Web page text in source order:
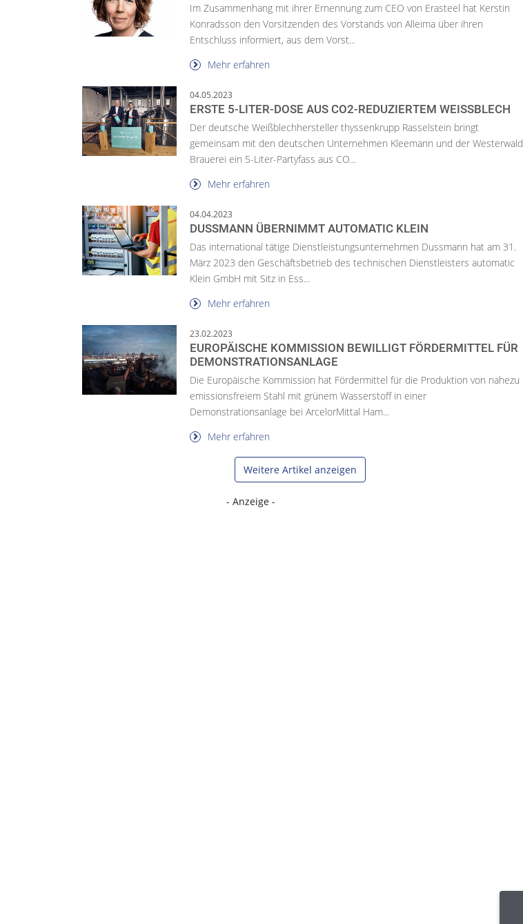
Im Zusammenhang mit ihrer Ernennung zum CEO von Erasteel hat Kerstin
Konradsson den Vorsitzenden des Vorstands von Alleima über ihren
Entschluss informiert, aus dem Vorst...
Mehr erfahren
04.05.2023
ERSTE 5-LITER-DOSE AUS CO2-REDUZIERTEM WEISSBLECH
Der deutsche Weißblechhersteller thyssenkrupp Rasselstein bringt
gemeinsam mit den deutschen Unternehmen Kleemann und der Westerwald
Brauerei ein 5-Liter-Partyfass aus CO...
Mehr erfahren
04.04.2023
DUSSMANN ÜBERNIMMT AUTOMATIC KLEIN
Das international tätige Dienstleistungsunternehmen Dussmann hat am 31.
März 2023 den Geschäftsbetrieb des technischen Dienstleisters automatic
Klein GmbH mit Sitz in Ess...
Mehr erfahren
23.02.2023
EUROPÄISCHE KOMMISSION BEWILLIGT FÖRDERMITTEL FÜR
DEMONSTRATIONSANLAGE
Die Europäische Kommission hat Fördermittel für die Produktion von nahezu
emissionsfreiem Stahl mit grünem Wasserstoff in einer
Demonstrationsanlage bei ArcelorMittal Ham...
Mehr erfahren
Weitere Artikel anzeigen
- Anzeige -